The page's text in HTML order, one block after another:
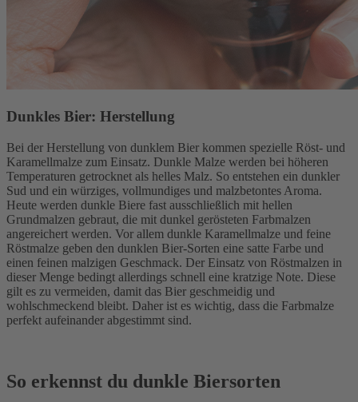
Dunkles Bier: Herstellung
Bei der Herstellung von dunklem Bier kommen spezielle Röst- und
Karamellmalze zum Einsatz. Dunkle Malze werden bei höheren
Temperaturen getrocknet als helles Malz. So entstehen ein dunkler
Sud und ein würziges, vollmundiges und malzbetontes Aroma.
Heute werden dunkle Biere fast ausschließlich mit hellen
Grundmalzen gebraut, die mit dunkel gerösteten Farbmalzen
angereichert werden. Vor allem dunkle Karamellmalze und feine
Röstmalze geben den dunklen Bier-Sorten eine satte Farbe und
einen feinen malzigen Geschmack. Der Einsatz von Röstmalzen in
dieser Menge bedingt allerdings schnell eine kratzige Note. Diese
gilt es zu vermeiden, damit das Bier geschmeidig und
wohlschmeckend bleibt. Daher ist es wichtig, dass die Farbmalze
perfekt aufeinander abgestimmt sind.
So erkennst du dunkle Biersorten